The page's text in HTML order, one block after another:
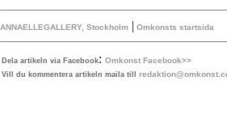
ANNAELLEGALLERY, Stockholm| Omkonsts startsida
Dela artikeln via Facebook: Omkonst Facebook>>
Vill du kommentera artikeln maila till